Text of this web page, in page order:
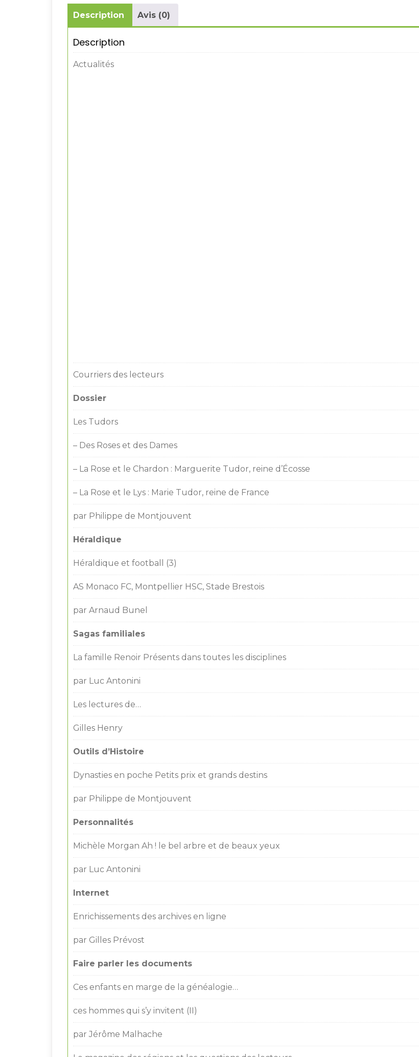
Description Avis (0)
Description
Actualités
Courriers des lecteurs
Dossier
Les Tudors
– Des Roses et des Dames
– La Rose et le Chardon : Marguerite Tudor, reine d’Écosse
– La Rose et le Lys : Marie Tudor, reine de France
par Philippe de Montjouvent
Héraldique
Héraldique et football (3)
AS Monaco FC, Montpellier HSC, Stade Brestois
par Arnaud Bunel
Sagas familiales
La famille Renoir Présents dans toutes les disciplines
par Luc Antonini
Les lectures de…
Gilles Henry
Outils d’Histoire
Dynasties en poche Petits prix et grands destins
par Philippe de Montjouvent
Personnalités
Michèle Morgan Ah ! le bel arbre et de beaux yeux
par Luc Antonini
Internet
Enrichissements des archives en ligne
par Gilles Prévost
Faire parler les documents
Ces enfants en marge de la généalogie…
ces hommes qui s’y invitent (II)
par Jérôme Malhache